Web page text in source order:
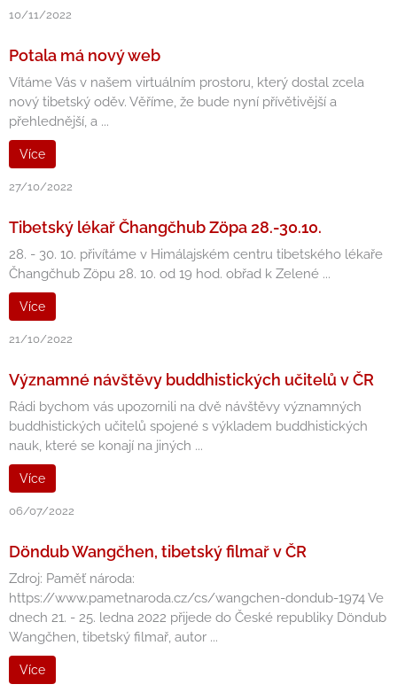
10/11/2022
Potala má nový web
Vítáme Vás v našem virtuálním prostoru, který dostal zcela
nový tibetský oděv. Věříme, že bude nyní přívětivější a
přehlednější, a ...
Více
27/10/2022
Tibetský lékař Čhangčhub Zöpa 28.-30.10.
28. - 30. 10. přivítáme v Himálajském centru tibetského lékaře
Čhangčhub Zöpu 28. 10. od 19 hod. obřad k Zelené ...
Více
21/10/2022
Významné návštěvy buddhistických učitelů v ČR
Rádi bychom vás upozornili na dvě návštěvy významných
buddhistických učitelů spojené s výkladem buddhistických
nauk, které se konají na jiných ...
Více
06/07/2022
Döndub Wangčhen, tibetský filmař v ČR
Zdroj: Paměť národa:
https://www.pametnaroda.cz/cs/wangchen-dondub-1974 Ve
dnech 21. - 25. ledna 2022 přijede do České republiky Döndub
Wangčhen, tibetský filmař, autor ...
Více